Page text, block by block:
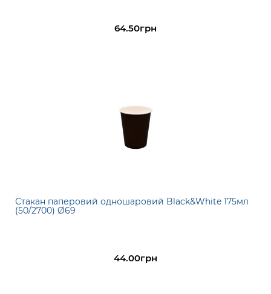
64.50грн
Стакан паперовий одношаровий Black&White 175мл
(50/2700) Ø69
44.00грн